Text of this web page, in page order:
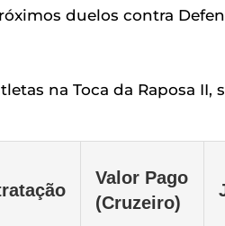
duelos contra
na Toca da Raposa
Valor Pago
(Cruzeiro)